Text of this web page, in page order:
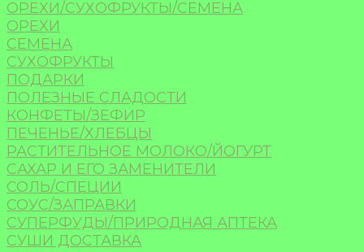
ОРЕХИ/СУХОФРУКТЫ/СЕМЕНА
ОРЕХИ
СЕМЕНА
СУХОФРУКТЫ
ПОДАРКИ
ПОЛЕЗНЫЕ СЛАДОСТИ
КОНФЕТЫ/ЗЕФИР
ПЕЧЕНЬЕ/ХЛЕБЦЫ
РАСТИТЕЛЬНОЕ МОЛОКО/ЙОГУРТ
САХАР И ЕГО ЗАМЕНИТЕЛИ
СОЛЬ/СПЕЦИИ
СОУС/ЗАПРАВКИ
СУПЕРФУДЫ/ПРИРОДНАЯ АПТЕКА
СУШИ ДОСТАВКА